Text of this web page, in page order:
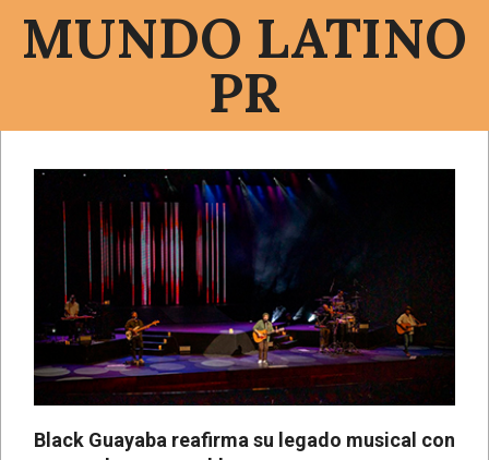
MUNDO LATINO
PR
navegación
Black Guayaba reafirma su legado musical con